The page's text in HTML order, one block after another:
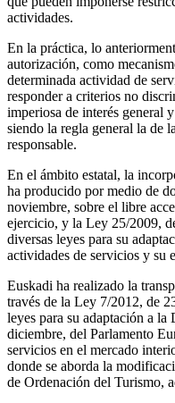
actividades.
En la práctica, lo
autorización, como
determinada actividad de
responder a criterios no
imperiosa de interés general
siendo la regla general la de
responsable.
En el ámbito estatal, la
ha producido por medio de
noviembre, sobre el libre
ejercicio, y la Ley 25/2009,
diversas leyes para su
actividades de servicios y su
Euskadi ha realizado la
través de la Ley 7/2012, de
leyes para su adaptación a
diciembre, del Parlamento
servicios en el mercado
donde se aborda la
de Ordenación del Turismo,